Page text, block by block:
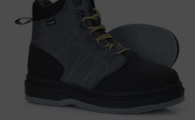
useampi
muunnelma.
Voit
tehdä